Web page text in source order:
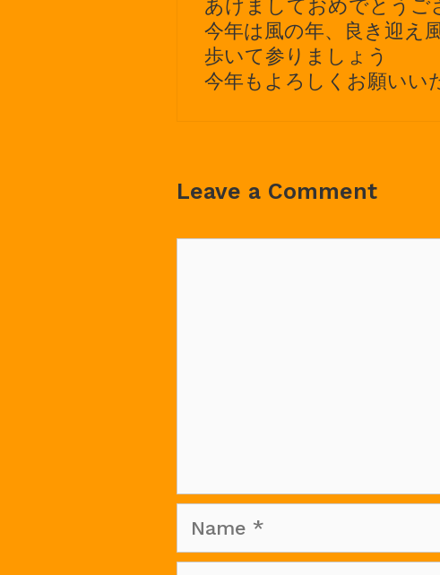
あけましておめでとうご
今年は風の年、良き迎え
歩いて参りましょう
今年もよろしくお願いい
Leave a Comment